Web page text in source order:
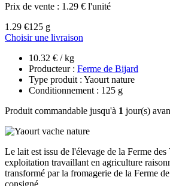
Prix de vente : 1.29 € l'unité
1.29 €125 g
Choisir une livraison
10.32 € / kg
Producteur : Ferme de Bijard
Type produit : Yaourt nature
Conditionnement : 125 g
Produit commandable jusqu'à 1 jour(s)
Le lait est issu de l'élevage de la Ferme des
exploitation travaillant en agriculture
transformé par la fromagerie de la Ferme
consigné.